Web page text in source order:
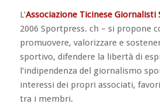
L’Associazione Ticinese Giornalisti
2006 Sportpress. ch – si propone
promuovere, valorizzare e
sportivo, difendere la libertà di
l’indipendenza del giornalismo
interessi dei propri associati,
tra i membri.